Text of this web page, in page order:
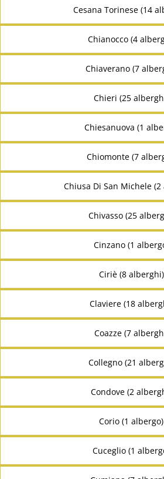
Cesana Torinese (14
Chianocco (4
Chiaverano (7
Chieri (25
Chiesanuova (1
Chiomonte (7
Chiusa Di San Michele
Chivasso (25
Cinzano (1
Ciriè (8 alberghi)
Claviere (18
Coazze (7
Collegno (21
Condove (2
Corio (1 albergo)
Cuceglio (1